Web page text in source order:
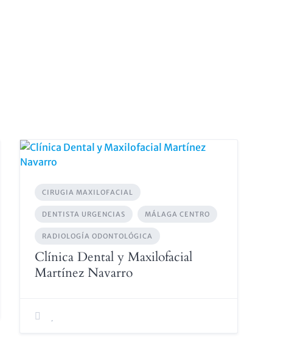
CIRUGIA MAXILOFACIAL
DENTISTA URGENCIAS MÁLAGA CENTRO
RADIOLOGÍA ODONTOLÓGICA
Clínica Dental y Maxilofacial
Martínez Navarro